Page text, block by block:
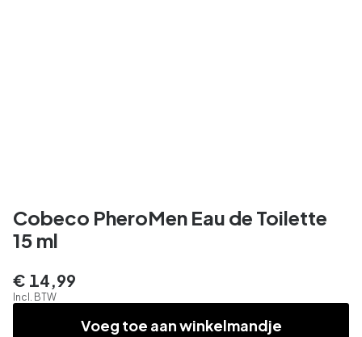
Cobeco PheroMen Eau de Toilette
15 ml
€ 14,99
Incl. BTW
Voeg toe aan winkelmandje